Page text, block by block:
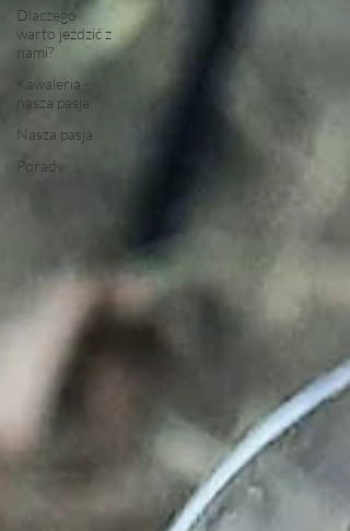
Dlaczego
warto jeździć z
nami?
Kawaleria -
nasza pasja
Nasza pasja
Porady